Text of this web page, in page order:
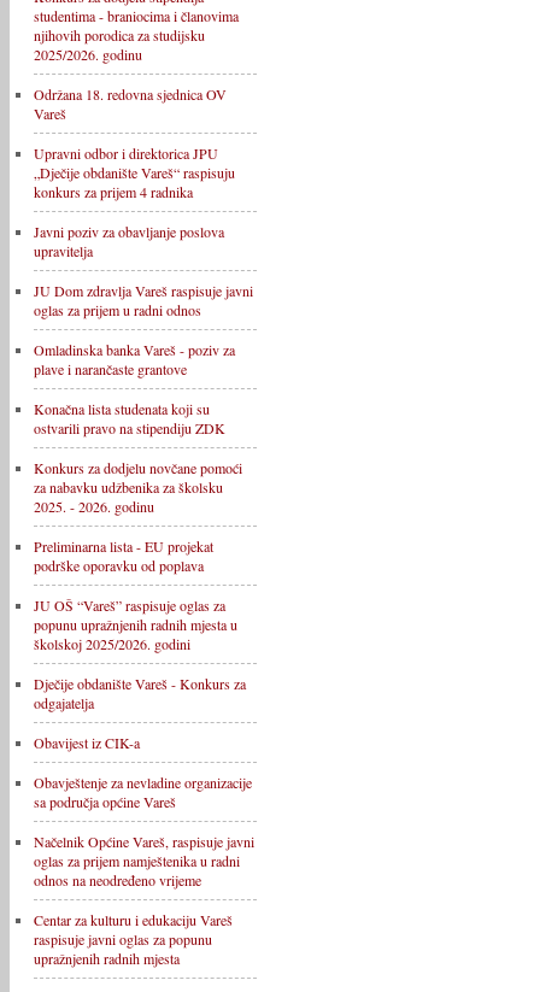
studentima - braniocima i članovima
njihovih porodica za studijsku
2025/2026. godinu
Održana 18. redovna sjednica OV
Vareš
Upravni odbor i direktorica JPU
„Dječije obdanište Vareš“ raspisuju
konkurs za prijem 4 radnika
Javni poziv za obavljanje poslova
upravitelja
JU Dom zdravlja Vareš raspisuje javni
oglas za prijem u radni odnos
Omladinska banka Vareš - poziv za
plave i narančaste grantove
Konačna lista studenata koji su
ostvarili pravo na stipendiju ZDK
Konkurs za dodjelu novčane pomoći
za nabavku udžbenika za školsku
2025. - 2026. godinu
Preliminarna lista - EU projekat
podrške oporavku od poplava
JU OŠ “Vareš” raspisuje oglas za
popunu upražnjenih radnih mjesta u
školskoj 2025/2026. godini
Dječije obdanište Vareš - Konkurs za
odgajatelja
Obavijest iz CIK-a
Obavještenje za nevladine organizacije
sa područja općine Vareš
Načelnik Općine Vareš, raspisuje javni
oglas za prijem namještenika u radni
odnos na neodređeno vrijeme
Centar za kulturu i edukaciju Vareš
raspisuje javni oglas za popunu
upražnjenih radnih mjesta